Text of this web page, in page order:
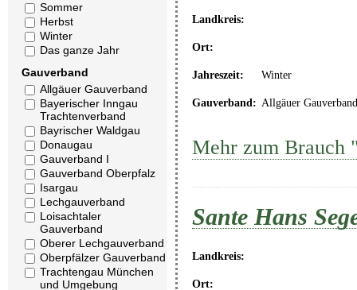
Sommer
Herbst
Winter
Das ganze Jahr
Gauverband
Allgäuer Gauverband
Bayerischer Inngau
Trachtenverband
Bayrischer Waldgau
Donaugau
Gauverband I
Gauverband Oberpfalz
Isargau
Lechgauverband
Loisachtaler
Gauverband
Oberer Lechgauverband
Oberpfälzer Gauverband
Trachtengau München
und Umgebung
Landkreis:
Ort:
Jahreszeit: Winter
Gauverband: Allgäuer Gauverband
Mehr zum Brauch
Sante Hans
Landkreis:
Ort: